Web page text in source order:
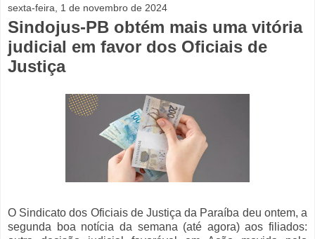
sexta-feira, 1 de novembro de 2024
Sindojus-PB obtém mais uma vitória
judicial em favor dos Oficiais de
Justiça
O Sindicato dos Oficiais de Justiça da Paraíba deu ontem, a
segunda boa notícia da semana (até agora) aos filiados: